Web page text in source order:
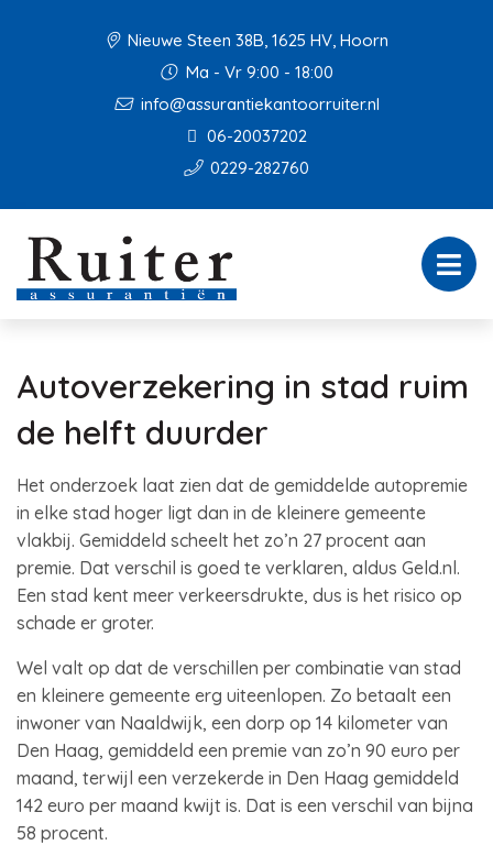
Nieuwe Steen 38B, 1625 HV, Hoorn
Ma - Vr 9:00 - 18:00
info@assurantiekantoorruiter.nl
06-20037202
0229-282760
Autoverzekering in stad ruim
de helft duurder
Het onderzoek laat zien dat de gemiddelde autopremie
in elke stad hoger ligt dan in de kleinere gemeente
vlakbij. Gemiddeld scheelt het zo’n 27 procent aan
premie. Dat verschil is goed te verklaren, aldus Geld.nl.
Een stad kent meer verkeersdrukte, dus is het risico op
schade er groter.
Wel valt op dat de verschillen per combinatie van stad
en kleinere gemeente erg uiteenlopen. Zo betaalt een
inwoner van Naaldwijk, een dorp op 14 kilometer van
Den Haag, gemiddeld een premie van zo’n 90 euro per
maand, terwijl een verzekerde in Den Haag gemiddeld
142 euro per maand kwijt is. Dat is een verschil van bijna
58 procent.